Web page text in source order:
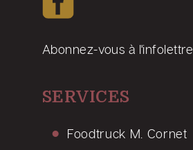
Abonnez-vous à l'infolettre
SERVICES
Foodtruck M. Cornet